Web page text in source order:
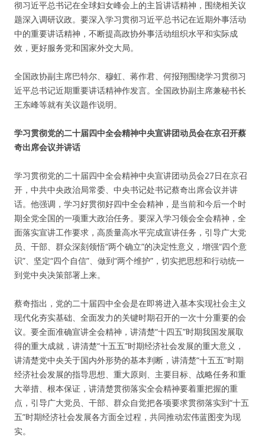
彻习近平总书记在全球妇女峰会上的主旨讲话精神，围绕相关议
题深入调研议政。要深入学习贯彻习近平总书记在近期外事活动
中的重要讲话精神，不断提高政协外事活动组织水平和实际成
效，更好服务党和国家外交大局。
全国政协副主席巴特尔、穆虹、蒋作君、何报翔围绕学习贯彻习
近平总书记近期重要讲话精神作发言。全国政协副主席兼秘书长
王东峰等就有关议题作说明。
学习贯彻党的二十届四中全会精神中央宣讲团动员会在京召开蔡
奇出席会议并讲话
学习贯彻党的二十届四中全会精神中央宣讲团动员会27日在京召
开，中共中央政治局常委、中央书记处书记蔡奇出席会议并讲
话。他强调，学习好贯彻好四中全会精神，是当前和今后一个时
期全党全国的一项重大政治任务。要深入学习领会全会精神，全
面落实宣讲工作要求，高质量高水平完成宣讲任务，引导广大党
员、干部、群众深刻领悟“两个确立”的决定性意义，增强“四个意
识”、坚定“四个自信”、做到“两个维护”，切实把思想和行动统一
到党中央决策部署上来。
蔡奇指出，党的二十届四中全会是在即将进入基本实现社会主义
现代化夯实基础、全面发力的关键时期召开的一次十分重要的会
议。要全面准确宣讲全会精神，讲清楚“十四五”时期我国发展取
得的重大成就，讲清楚“十五五”时期经济社会发展的重大意义，
讲清楚党中央关于国内外形势的基本判断，讲清楚“十五五”时期
经济社会发展的指导思想、重大原则、主要目标、战略任务和重
大举措、根本保证，讲清楚贯彻落实全会精神要着重把握的重
点，引导广大党员、干部、群众自觉把各项要求贯彻落实到“十五
五”时期经济社会发展各方面全过程，共同推动宏伟蓝图变为现
实。